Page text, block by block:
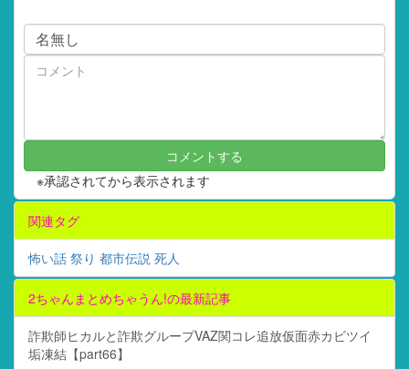
※承認されてから表示されます
関連タグ
怖い話 祭り 都市伝説 死人
2ちゃんまとめちゃうん!の最新記事
詐欺師ヒカルと詐欺グループVAZ関コレ追放仮面赤カビツイ
垢凍結【part66】